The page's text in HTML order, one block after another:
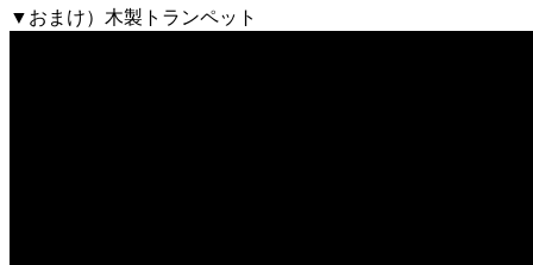
▼おまけ）木製トランペット